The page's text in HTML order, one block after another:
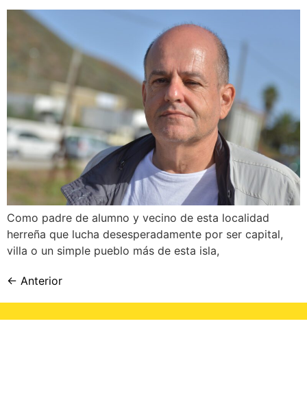
Como padre de alumno y vecino de esta localidad
herreña que lucha desesperadamente por ser capital,
villa o un simple pueblo más de esta isla,
← Anterior